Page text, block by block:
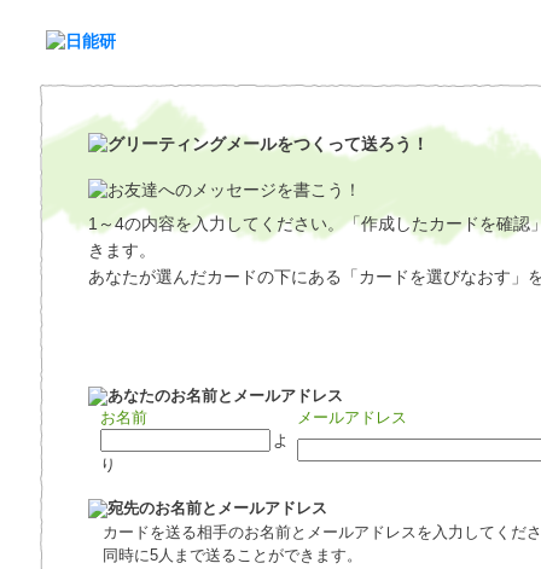
1～4の内容を入力してください。「作成したカードを確
きます。
あなたが選んだカードの下にある「カードを選びなおす」
お名前
メールアドレス
よ
り
カードを送る相手のお名前とメールアドレスを入力してくだ
同時に5人まで送ることができます。